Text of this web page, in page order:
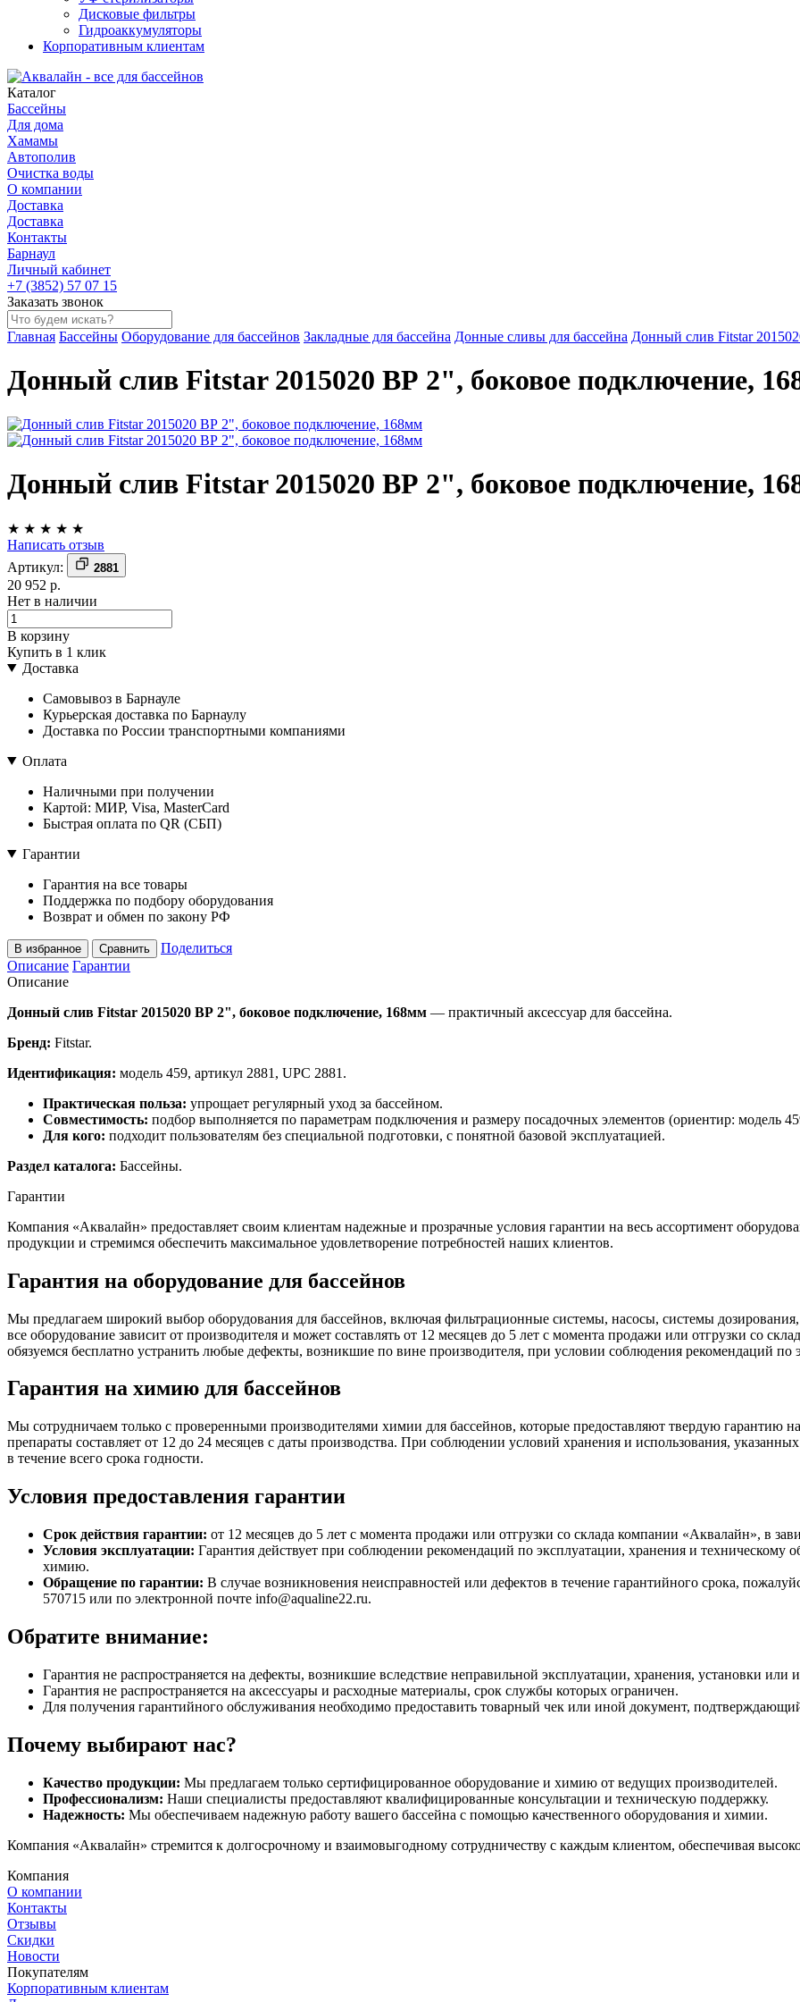
Дисковые фильтры
Гидроаккумуляторы
Корпоративным клиентам
Каталог
Бассейны
Для дома
Хамамы
Автополив
Очистка воды
О компании
Доставка
Доставка
Контакты
Барнаул
Личный кабинет
+7 (3852) 57 07 15
Заказать звонок
Главная Бассейны Оборудование для бассейнов Закладные для бассейна Донные сливы для бассейна Донный слив Fitstar
Донный слив Fitstar 2015020 ВР 2", боковое подключение,
Донный слив Fitstar 2015020 ВР 2", боковое подключение,
★ ★ ★ ★ ★
Написать отзыв
Артикул:
2881
20 952 р.
Нет в наличии
В корзину
Купить в 1 клик
Доставка
Самовывоз в Барнауле
Курьерская доставка по Барнаулу
Доставка по России транспортными компаниями
Оплата
Наличными при получении
Картой: МИР, Visa, MasterCard
Быстрая оплата по QR (СБП)
Гарантии
Гарантия на все товары
Поддержка по подбору оборудования
Возврат и обмен по закону РФ
В избранное Сравнить
Поделиться
Описание Гарантии
Описание
Донный слив Fitstar 2015020 ВР 2", боковое подключение, 168мм — практичный аксессуар для бассейна.
Бренд: Fitstar.
Идентификация: модель 459, артикул 2881, UPC 2881.
Практическая польза: упрощает регулярный уход за бассейном.
Совместимость: подбор выполняется по параметрам подключения и размеру посадочных элементов (ориентир: модель
Для кого: подходит пользователям без специальной подготовки, с понятной базовой эксплуатацией.
Раздел каталога: Бассейны.
Гарантии
Компания «Аквалайн» предоставляет своим клиентам надежные и прозрачные условия гарантии на весь ассортимент
продукции и стремимся обеспечить максимальное удовлетворение потребностей наших клиентов.
Гарантия на оборудование для бассейнов
Мы предлагаем широкий выбор оборудования для бассейнов, включая фильтрационные системы, насосы, системы
все оборудование зависит от производителя и может составлять от 12 месяцев до 5 лет с момента продажи или отгрузки со
обязуемся бесплатно устранить любые дефекты, возникшие по вине производителя, при условии соблюдения рекомендаций
Гарантия на химию для бассейнов
Мы сотрудничаем только с проверенными производителями химии для бассейнов, которые предоставляют твердую гарантию
препараты составляет от 12 до 24 месяцев с даты производства. При соблюдении условий хранения и использования,
в течение всего срока годности.
Условия предоставления гарантии
Срок действия гарантии: от 12 месяцев до 5 лет с момента продажи или отгрузки со склада компании «Аквалайн», в
Условия эксплуатации: Гарантия действует при соблюдении рекомендаций по эксплуатации, хранения и
химию.
Обращение по гарантии: В случае возникновения неисправностей или дефектов в течение гарантийного срока,
570715 или по электронной почте info@aqualine22.ru.
Обратите внимание:
Гарантия не распространяется на дефекты, возникшие вследствие неправильной эксплуатации, хранения, установки или
Гарантия не распространяется на аксессуары и расходные материалы, срок службы которых ограничен.
Для получения гарантийного обслуживания необходимо предоставить товарный чек или иной документ,
Почему выбирают нас?
Качество продукции: Мы предлагаем только сертифицированное оборудование и химию от ведущих производителей.
Профессионализм: Наши специалисты предоставляют квалифицированные консультации и техническую поддержку.
Надежность: Мы обеспечиваем надежную работу вашего бассейна с помощью качественного оборудования и химии.
Компания «Аквалайн» стремится к долгосрочному и взаимовыгодному сотрудничеству с каждым клиентом, обеспечивая
Компания
О компании
Контакты
Отзывы
Скидки
Новости
Покупателям
Корпоративным клиентам